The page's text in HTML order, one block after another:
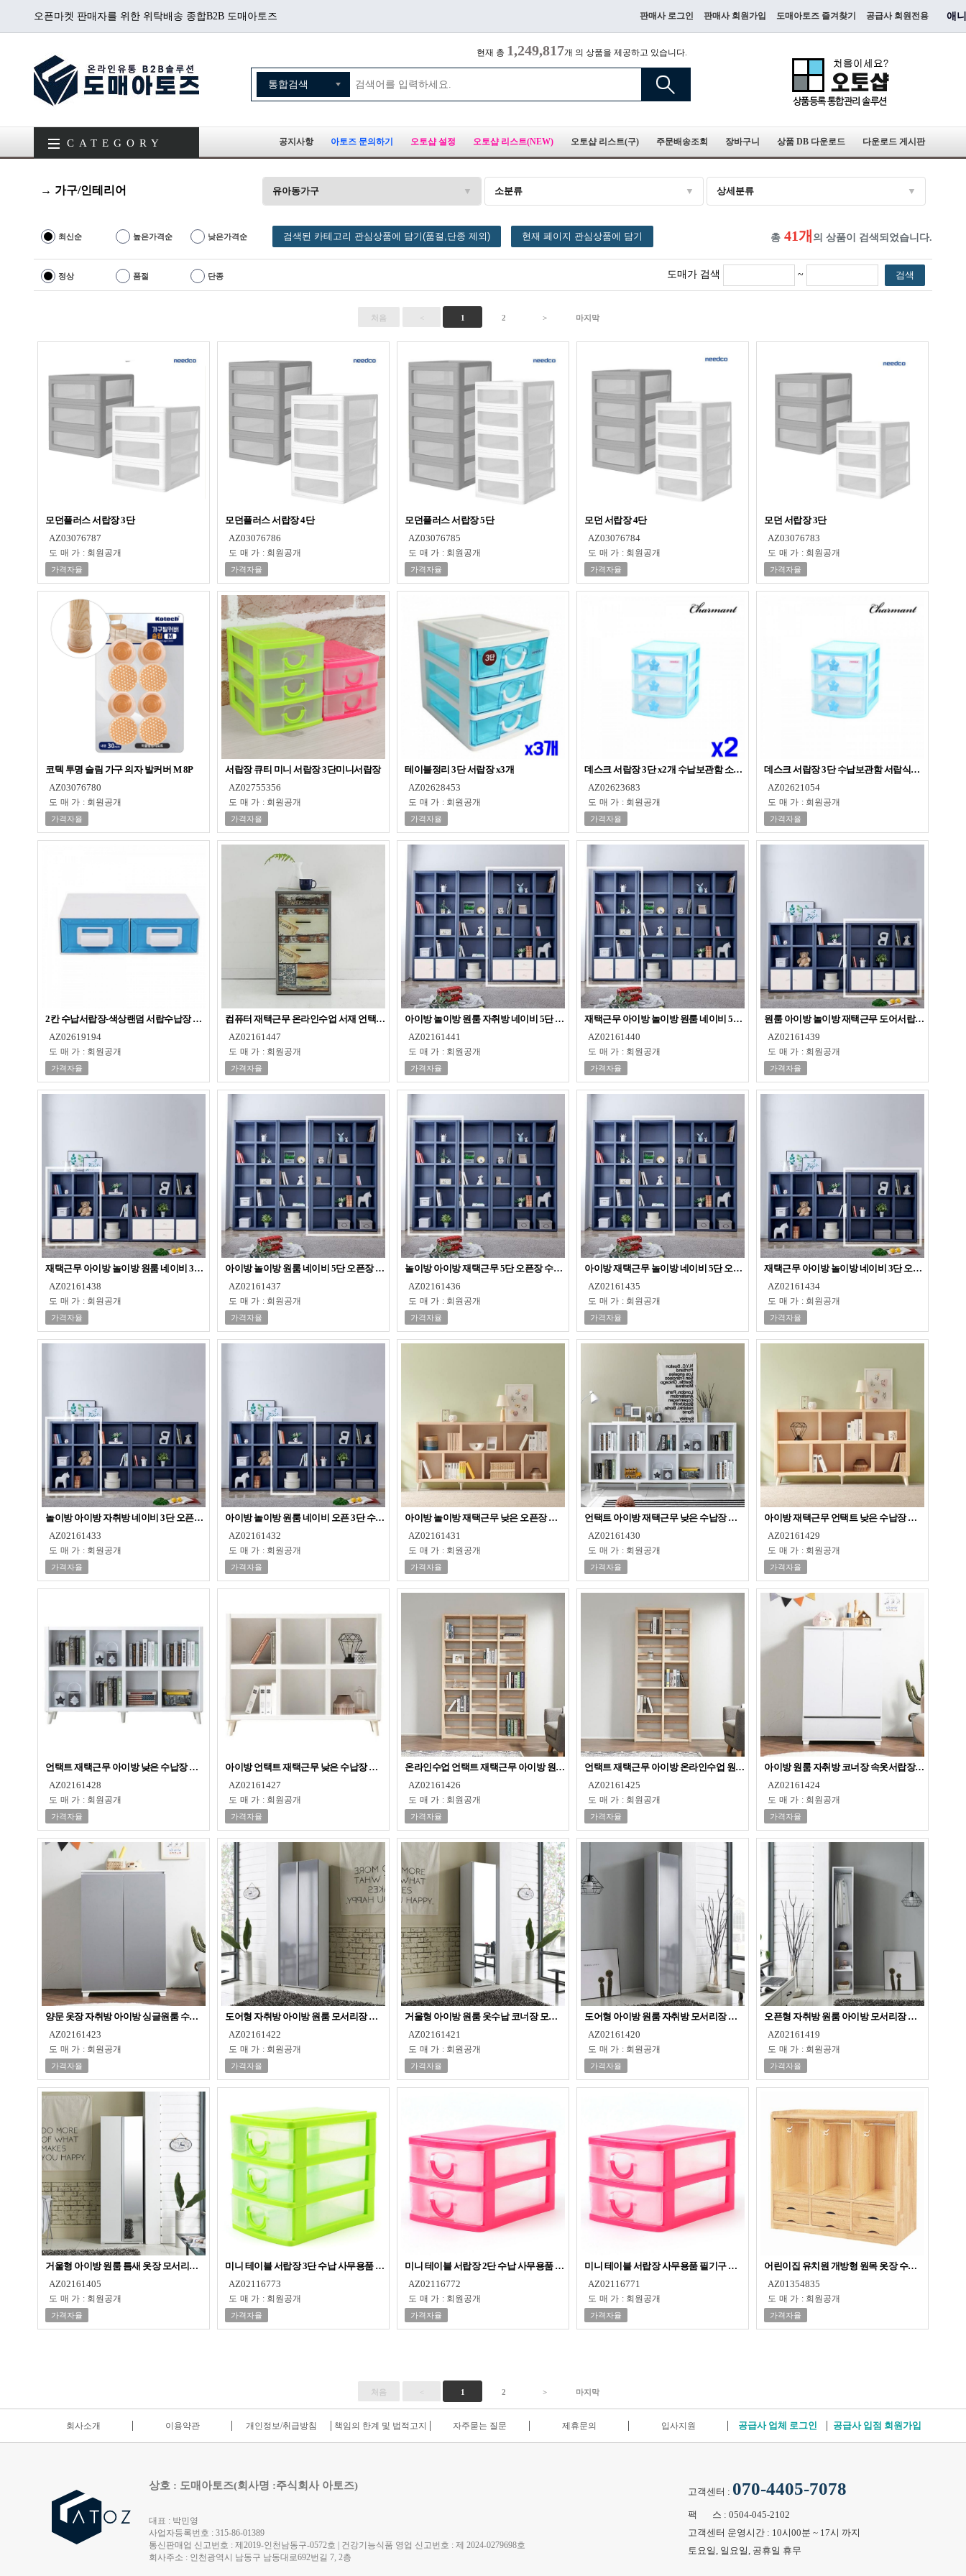
오픈마켓 판매자를 위한 위탁배송 종합B2B 도매아토즈 판매사 로그인 판매사 회원가입 도매아토즈 즐겨찾기 공급사 회원전용 애
현재 총 1,249,817개 의 상품을 제공하고 있습니다.
CATEGORY 공지사항 아토즈 문의하기 오토샵 설정 오토샵 리스트(NEW) 오토샵 리스트(구) 주문배송조회 장바구니 상품 DB 다운로드 다운로드 게시판
→ 가구/인테리어 유아동가구 소분류 상세분류
최신순 높은가격순 낮은가격순 검색된 카테고리 관심상품에 담기(품절,단종 제외) 현재 페이지 관심상품에 담기 총 41개 의 상품이 검색되었습니다.
정상 품절 단종 도매가 검색 ~ 검색
처음 < 1 2 > 마지막
모던플러스 서랍장 3단
AZ03076787
도매가 : 회원공개
가격자율
모던플러스 서랍장 4단
AZ03076786
도매가 : 회원공개
가격자율
모던플러스 서랍장 5단
AZ03076785
도매가 : 회원공개
가격자율
모던 서랍장 4단
AZ03076784
도매가 : 회원공개
가격자율
모던 서랍장 3단
AZ03076783
도매가 : 회원공개
가격자율
코텍 투명 슬림 가구 의자 발커버 M 8P
AZ03076780
도매가 : 회원공개
가격자율
서랍장 큐티 미니 서랍장 3단미니서랍장
AZ02755356
도매가 : 회원공개
가격자율
테이블정리 3단 서랍장 x3개
AZ02628453
도매가 : 회원공개
가격자율
데스크 서랍장 3단 x2개 수납보관함 소품보관함
AZ02623683
도매가 : 회원공개
가격자율
데스크 서랍장 3단 수납보관함 서랍식수납장 수납장
AZ02621054
도매가 : 회원공개
가격자율
2칸 수납서랍장-색상랜덤 서랍수납장 화장대서랍장
AZ02619194
도매가 : 회원공개
가격자율
컴퓨터 재택근무 온라인수업 서재 언택트 1인용 책상
AZ02161447
도매가 : 회원공개
가격자율
아이방 놀이방 원룸 자취방 네이비 5단 수납장 책장
AZ02161441
도매가 : 회원공개
가격자율
재택근무 아이방 놀이방 원룸 네이비 5단 수납장 책장
AZ02161440
도매가 : 회원공개
가격자율
원룸 아이방 놀이방 재택근무 도어서랍 3단 책장
AZ02161439
도매가 : 회원공개
가격자율
재택근무 아이방 놀이방 원룸 네이비 3단 수납장 책장
AZ02161438
도매가 : 회원공개
가격자율
아이방 놀이방 원룸 네이비 5단 오픈장 책장
AZ02161437
도매가 : 회원공개
가격자율
놀이방 아이방 재택근무 5단 오픈장 수납장 책장
AZ02161436
도매가 : 회원공개
가격자율
아이방 재택근무 놀이방 네이비 5단 오픈장 책장
AZ02161435
도매가 : 회원공개
가격자율
재택근무 아이방 놀이방 네이비 3단 오픈장 책장
AZ02161434
도매가 : 회원공개
가격자율
놀이방 아이방 자취방 네이비 3단 오픈장 책장
AZ02161433
도매가 : 회원공개
가격자율
아이방 놀이방 원룸 네이비 오픈 3단 수납장 책장
AZ02161432
도매가 : 회원공개
가격자율
아이방 놀이방 재택근무 낮은 오픈장 수납장 책장
AZ02161431
도매가 : 회원공개
가격자율
언택트 아이방 재택근무 낮은 수납장 오픈장 책장
AZ02161430
도매가 : 회원공개
가격자율
아이방 재택근무 언택트 낮은 수납장 오픈장 책장
AZ02161429
도매가 : 회원공개
가격자율
언택트 재택근무 아이방 낮은 수납장 오픈장 책장
AZ02161428
도매가 : 회원공개
가격자율
아이방 언택트 재택근무 낮은 수납장 오픈책장
AZ02161427
도매가 : 회원공개
가격자율
온라인수업 언택트 재택근무 아이방 원목 1200책장
AZ02161426
도매가 : 회원공개
가격자율
언택트 재택근무 아이방 온라인수업 원목 800책장
AZ02161425
도매가 : 회원공개
가격자율
아이방 원룸 자취방 코너장 속옷서랍장 수납장 옷장
AZ02161424
도매가 : 회원공개
가격자율
양문 옷장 자취방 아이방 싱글원룸 수납장 옷수납
AZ02161423
도매가 : 회원공개
가격자율
도어형 자취방 아이방 원룸 모서리장 옷장 틈새장
AZ02161422
도매가 : 회원공개
가격자율
거울형 아이방 원룸 옷수납 코너장 모서리장 옷장
AZ02161421
도매가 : 회원공개
가격자율
도어형 아이방 원룸 자취방 모서리장 장롱 옷장
AZ02161420
도매가 : 회원공개
가격자율
오픈형 자취방 원룸 아이방 모서리장 틈새장 옷장
AZ02161419
도매가 : 회원공개
가격자율
거울형 아이방 원룸 틈새 옷장 모서리장 수납장
AZ02161405
도매가 : 회원공개
가격자율
미니 테이블 서랍장 3단 수납 사무용품 필기구 문구
AZ02116773
도매가 : 회원공개
가격자율
미니 테이블 서랍장 2단 수납 사무용품 필기구 문구
AZ02116772
도매가 : 회원공개
가격자율
미니 테이블 서랍장 사무용품 필기구 문구 액세사리
AZ02116771
도매가 : 회원공개
가격자율
어린이집 유치원 개방형 원목 옷장 수납장 6인용
AZ01354835
도매가 : 회원공개
가격자율
처음 < 1 2 > 마지막
회사소개 이용약관 개인정보/취급방침 책임의 한계 및 법적고지 자주묻는 질문 제휴문의 입사지원 공급사 업체 로그인 공급사 입점 회원가입
상호 : 도매아토즈(회사명 :주식회사 아토즈)
대표 : 박민영
사업자등록번호 : 315-86-01389
통신판매업 신고번호 : 제2019-인천남동구-0572호 | 건강기능식품 영업 신고번호 : 제 2024-0279698호
회사주소 : 인천광역시 남동구 남동대로692번길 7, 2층
고객센터 : 070-4405-7078
팩 스 : 0504-045-2102
고객센터 운영시간 : 10시00분 ~ 17시 까지
토요일, 일요일, 공휴일 휴무